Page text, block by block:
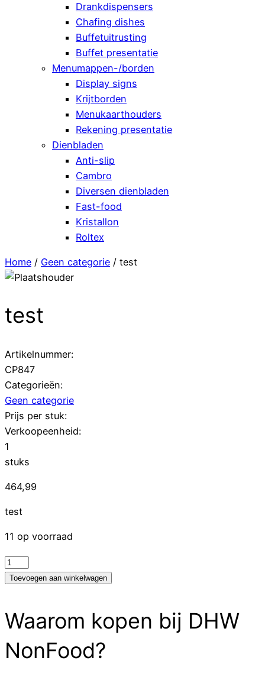
Drankdispensers
Chafing dishes
Buffetuitrusting
Buffet presentatie
Menumappen-/borden
Display signs
Krijtborden
Menukaarthouders
Rekening presentatie
Dienbladen
Anti-slip
Cambro
Diversen dienbladen
Fast-food
Kristallon
Roltex
Home / Geen categorie / test
test
Artikelnummer:
CP847
Categorieën:
Geen categorie
Prijs per stuk:
Verkoopeenheid:
1
stuks
464,99
test
11 op voorraad
test
aantal
Toevoegen aan winkelwagen
Waarom kopen bij DHW
NonFood?